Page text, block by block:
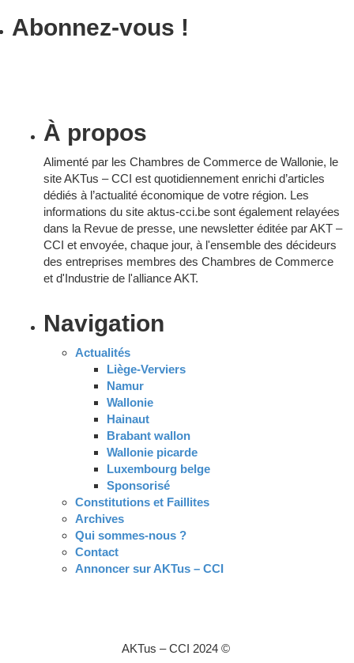
Abonnez-vous !
À propos
Alimenté par les Chambres de Commerce de Wallonie, le
site AKTus – CCI est quotidiennement enrichi d’articles
dédiés à l’actualité économique de votre région. Les
informations du site aktus-cci.be sont également relayées
dans la Revue de presse, une newsletter éditée par AKT –
CCI et envoyée, chaque jour, à l'ensemble des décideurs
des entreprises membres des Chambres de Commerce
et d'Industrie de l'alliance AKT.
Navigation
Actualités
Liège-Verviers
Namur
Wallonie
Hainaut
Brabant wallon
Wallonie picarde
Luxembourg belge
Sponsorisé
Constitutions et Faillites
Archives
Qui sommes-nous ?
Contact
Annoncer sur AKTus – CCI
AKTus – CCI 2024 ©